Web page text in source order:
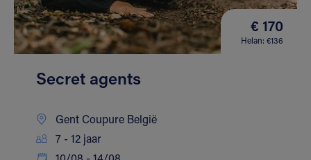
€ 170
Helan: €136
Secret agents
Gent Coupure België
7 - 12 jaar